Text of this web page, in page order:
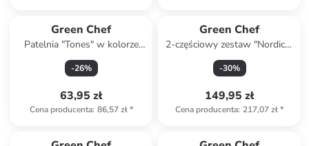
Green Chef
Patelnia "Tones" w kolorze
błękitnym - Ø 24 cm
-26%
63,95 zł
Cena producenta: 86,57 zł*
Green Chef
2-częściowy zestaw "Nordics"
w kolorze szarobrązowym - Ø
20 cm
-30%
149,95 zł
Cena producenta: 217,07 zł*